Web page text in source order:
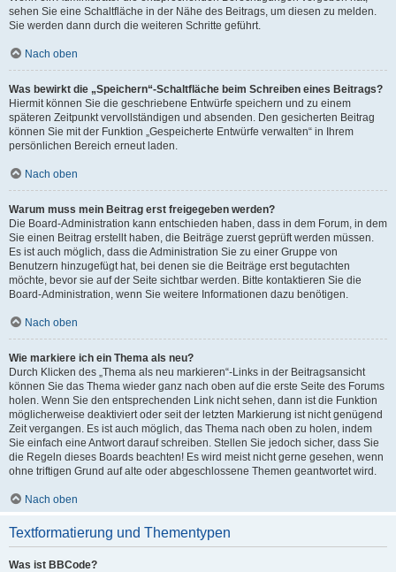
sehen Sie eine Schaltfläche in der Nähe des Beitrags, um diesen zu melden.
Sie werden dann durch die weiteren Schritte geführt.
Nach oben
Was bewirkt die „Speichern“-Schaltfläche beim Schreiben eines Beitrags?
Hiermit können Sie die geschriebene Entwürfe speichern und zu einem
späteren Zeitpunkt vervollständigen und absenden. Den gesicherten Beitrag
können Sie mit der Funktion „Gespeicherte Entwürfe verwalten“ in Ihrem
persönlichen Bereich erneut laden.
Nach oben
Warum muss mein Beitrag erst freigegeben werden?
Die Board-Administration kann entschieden haben, dass in dem Forum, in dem
Sie einen Beitrag erstellt haben, die Beiträge zuerst geprüft werden müssen.
Es ist auch möglich, dass die Administration Sie zu einer Gruppe von
Benutzern hinzugefügt hat, bei denen sie die Beiträge erst begutachten
möchte, bevor sie auf der Seite sichtbar werden. Bitte kontaktieren Sie die
Board-Administration, wenn Sie weitere Informationen dazu benötigen.
Nach oben
Wie markiere ich ein Thema als neu?
Durch Klicken des „Thema als neu markieren“-Links in der Beitragsansicht
können Sie das Thema wieder ganz nach oben auf die erste Seite des Forums
holen. Wenn Sie den entsprechenden Link nicht sehen, dann ist die Funktion
möglicherweise deaktiviert oder seit der letzten Markierung ist nicht genügend
Zeit vergangen. Es ist auch möglich, das Thema nach oben zu holen, indem
Sie einfach eine Antwort darauf schreiben. Stellen Sie jedoch sicher, dass Sie
die Regeln dieses Boards beachten! Es wird meist nicht gerne gesehen, wenn
ohne triftigen Grund auf alte oder abgeschlossene Themen geantwortet wird.
Nach oben
Textformatierung und Thementypen
Was ist BBCode?